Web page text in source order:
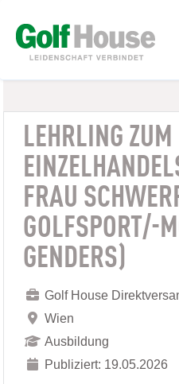
LEHRLING ZUM
FRAU
GOLFSPORT/-
GENDERS)
Golf House
Wien
Ausbildung
Publiziert: 19.05.2026